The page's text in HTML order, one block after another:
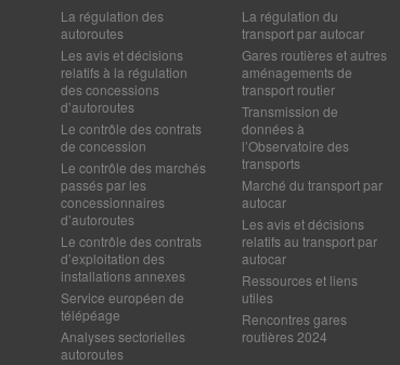
La régulation des
autoroutes
Les avis et décisions
relatifs à la régulation
des concessions
d’autoroutes
Le contrôle des contrats
de concession
Le contrôle des marchés
passés par les
concessionnaires
d’autoroutes
Le contrôle des contrats
d’exploitation des
installations annexes
Service européen de
télépéage
Analyses sectorielles
autoroutes
La régulation du
transport par autocar
Gares routières et autres
aménagements de
transport routier
Transmission de
données à
l’Observatoire des
transports
Marché du transport par
autocar
Les avis et décisions
relatifs au transport par
autocar
Ressources et liens
utiles
Rencontres gares
routières 2024